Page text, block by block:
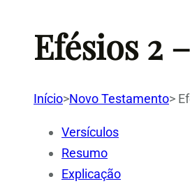
Efésios 2
Início>Novo Testamento>
Versículos
Resumo
Explicação